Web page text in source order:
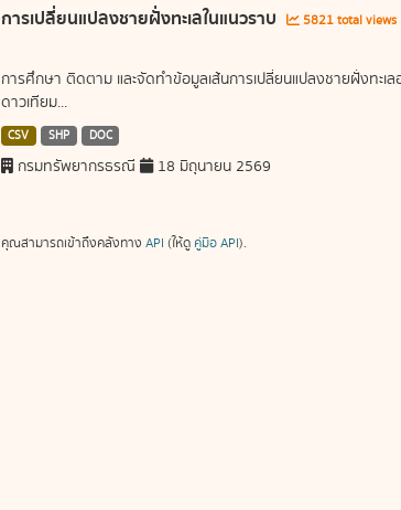
การเปลี่ยนแปลงชายฝั่งทะเลในแนวราบ 5821 total views
การศึกษา ติดตาม และจัดทำข้อมูลเส้นการเปลี่ยนแปลงชายฝั่งทะ
ดาวเทียม...
CSV SHP DOC
กรมทรัพยากรธรณี 18 มิถุนายน 2569
คุณสามารถเข้าถึงคลังทาง API (ให้ดู คู่มือ API).